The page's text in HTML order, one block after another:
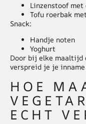
Linzenstoof
Tofu roerbak
Snack:
Handje noten
Yoghurt
Door bij elke maaltijd
verspreid je je inname
HOE
ECHT